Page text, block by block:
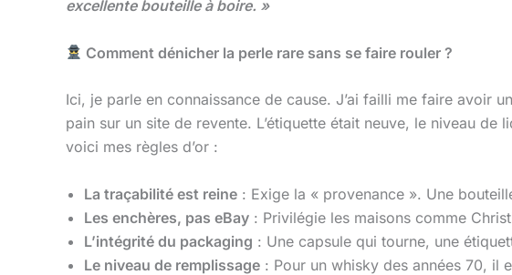
excellente bouteille à boire. »
Comment dénicher la perle rare sans se faire rouler ?
Ici, je parle en connaissance de cause. J’ai failli me faire avoir
pain sur un site de revente. L’étiquette était neuve, le niveau
voici mes règles d’or :
La traçabilité est reine : Exige la « provenance ». Une
Les enchères, pas eBay : Privilégie les maisons comme
L’intégrité du packaging : Une capsule qui tourne, une
Le niveau de remplissage : Pour un whisky des années 70, il